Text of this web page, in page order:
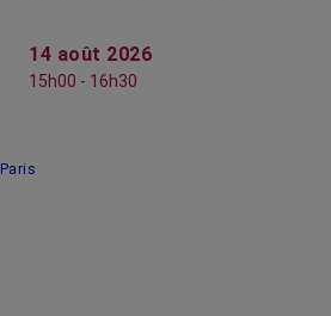
14 août 2026
15h00 - 16h30
Paris